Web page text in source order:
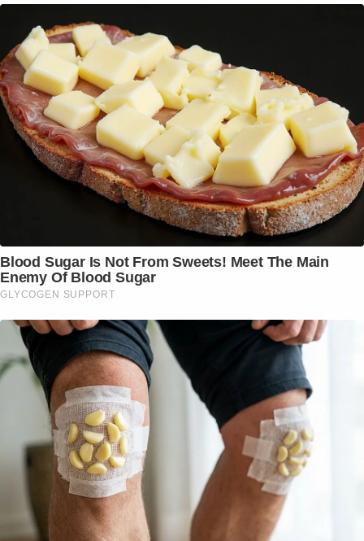
Blood Sugar Is Not From Sweets! Meet The Main
Enemy Of Blood Sugar
GLYCOGEN SUPPORT